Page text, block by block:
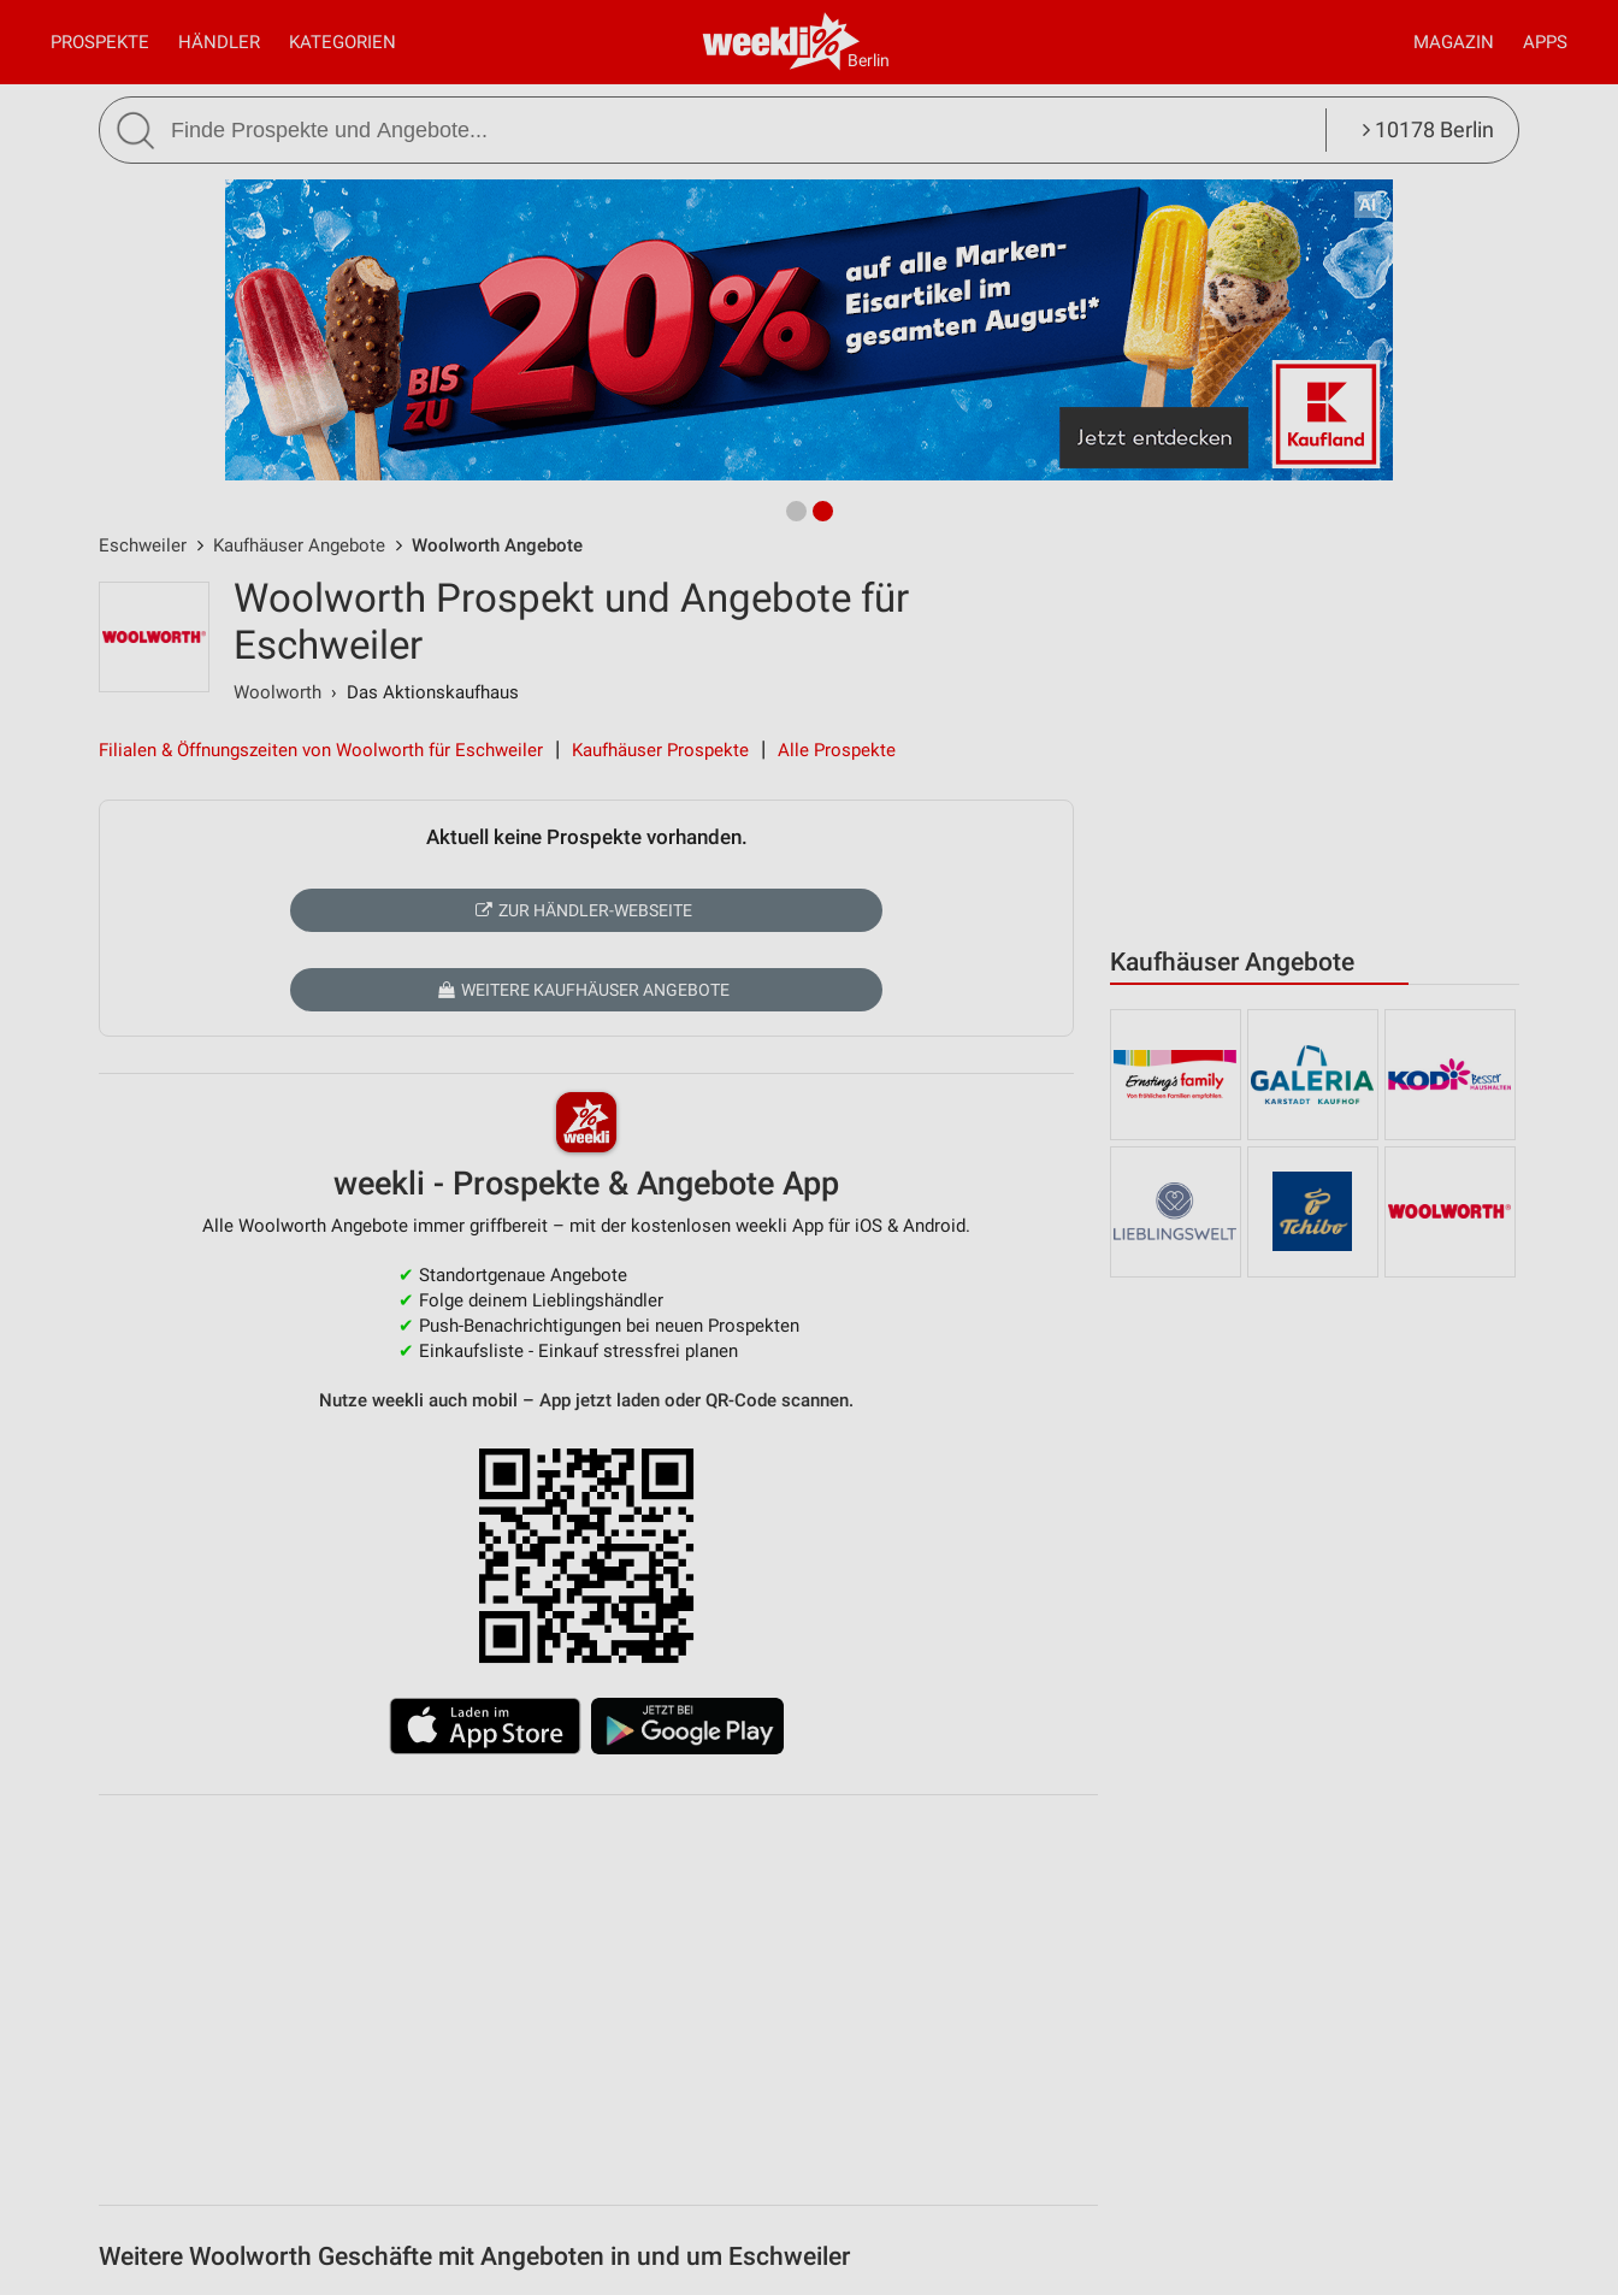
Berlin
PROSPEKTE HÄNDLER KATEGORIEN MAGAZIN APPS
10178 Berlin
Eschweiler Kaufhäuser Angebote Woolworth Angebote
Kaufhäuser Angebote
Woolworth Prospekt und Angebote für
Eschweiler
Woolworth › Das Aktionskaufhaus
Filialen & Öffnungszeiten von Woolworth für Eschweiler Kaufhäuser Prospekte Alle Prospekte
Aktuell keine Prospekte vorhanden.
ZUR HÄNDLER-WEBSEITE
WEITERE KAUFHÄUSER ANGEBOTE
weekli - Prospekte & Angebote App
Alle Woolworth Angebote immer griffbereit – mit der kostenlosen weekli App für iOS & Android.
✔ Standortgenaue Angebote
✔ Folge deinem Lieblingshändler
✔ Push-Benachrichtigungen bei neuen Prospekten
✔ Einkaufsliste - Einkauf stressfrei planen
Nutze weekli auch mobil – App jetzt laden oder QR-Code scannen.
Weitere Woolworth Geschäfte mit Angeboten in und um Eschweiler